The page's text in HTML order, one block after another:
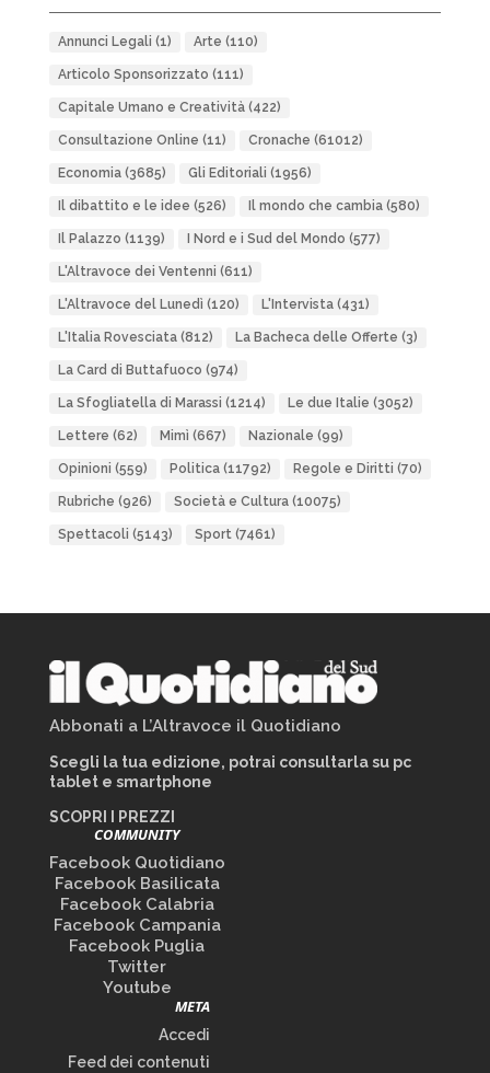
Annunci Legali (1) Arte (110)
Articolo Sponsorizzato (111)
Capitale Umano e Creatività(422)
Consultazione Online (11) Cronache (61012)
Economia(3685) Gli Editoriali (1956)
Il dibattito e le idee (526) Il mondo che cambia(580)
Il Palazzo (1139) I Nord e i Sud del Mondo (577)
L'Altravoce dei Ventenni (611)
L'Altravoce del Lunedì (120) L'Intervista(431)
L'Italia Rovesciata(812) La Bacheca delle Offerte (3)
La Card di Buttafuoco (974)
La Sfogliatella di Marassi (1214) Le due Italie (3052)
Lettere (62) Mimì (667) Nazionale (99)
Opinioni (559) Politica(11792) Regole e Diritti (70)
Rubriche (926) Società e Cultura(10075)
Spettacoli (5143) Sport(7461)
Abbonati a L’Altravoce il Quotidiano
Scegli la tua edizione, potrai consultarla su pc
tablet e smartphone
SCOPRI I PREZZI
COMMUNITY
Facebook Quotidiano
Facebook Basilicata
Facebook Calabria
Facebook Campania
Facebook Puglia
Twitter
Youtube
META
Accedi
Feed dei contenuti